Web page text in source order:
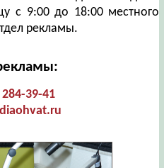
с 9:00 до 18:00 местного
рекламы.
39-41